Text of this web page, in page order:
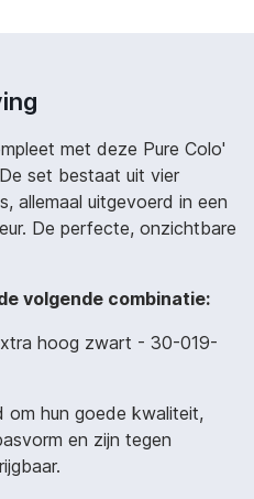
met deze Pure Colo'
set bestaat uit vier
allemaal uitgevoerd in een
De perfecte, onzichtbare
volgende combinatie:
hoog zwart - 30-019-
hun goede kwaliteit,
en zijn tegen